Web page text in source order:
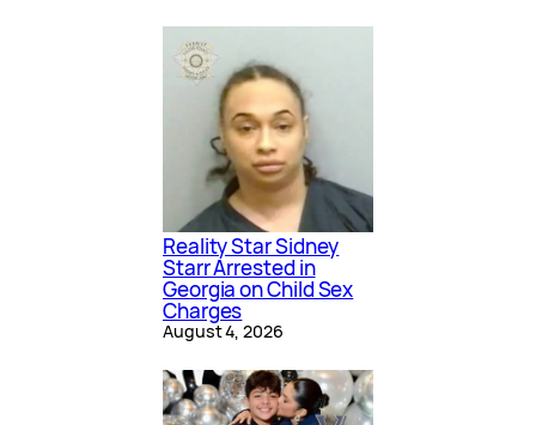
Reality Star Sidney
Starr Arrested in
Georgia on Child Sex
Charges
August 4, 2026